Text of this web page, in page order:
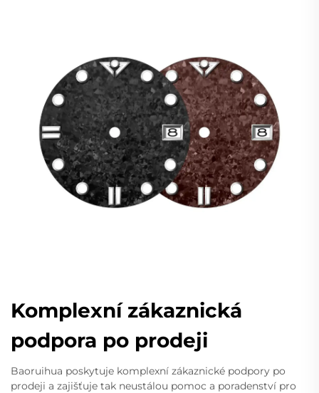
Komplexní zákaznická
podpora po prodeji
Baoruihua poskytuje komplexní zákaznické podpory po
prodeji a zajišťuje tak neustálou pomoc a poradenství pro